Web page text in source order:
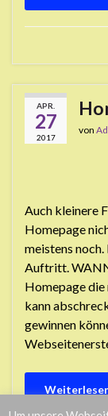
APR.
27
2017
von
Auch kleinere
Homepage
meistens
Auftritt.
Homepage
kann
gewinnen